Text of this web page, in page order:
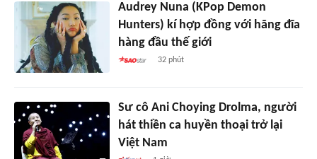
Audrey Nuna (KPop Demon
Hunters) kí hợp đồng với hãng đĩa
hàng đầu thế giới
32 phút
Sư cô Ani Choying Drolma, người
hát thiền ca huyền thoại trở lại
Việt Nam